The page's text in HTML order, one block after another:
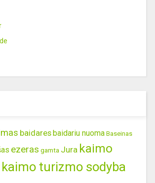
baidares baidariu nuoma Baseinas
ezeras gamta Jura kaimo
kaimo turizmo sodyba